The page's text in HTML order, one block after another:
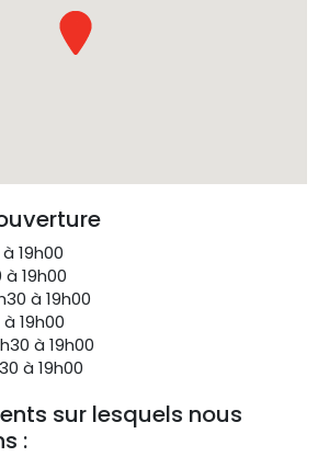
19h00
19h00
à 19h00
19h00
à 19h00
à 19h00
sur lesquels nous
: